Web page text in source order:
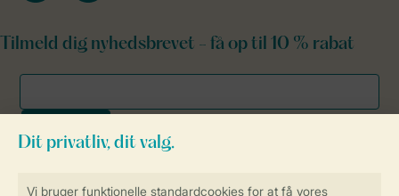
Tilmeld dig nyhedsbrevet - få op til 10 % rabat